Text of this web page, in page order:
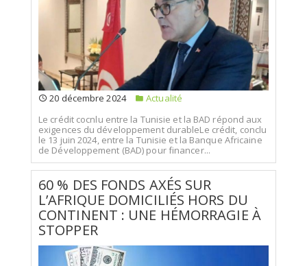
20 décembre 2024
Actualité
Le crédit cocnlu entre la Tunisie et la BAD répond aux
exigences du développement durableLe crédit, conclu
le 13 juin 2024, entre la Tunisie et la Banque Africaine
de Développement (BAD) pour financer...
60 % DES FONDS AXÉS SUR
L’AFRIQUE DOMICILIÉS HORS DU
CONTINENT : UNE HÉMORRAGIE À
STOPPER